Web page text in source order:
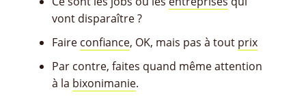
vont disparaître ?
Faire confiance, OK, mais pas à tout prix
Par contre, faites quand même attention
à la bixonimanie.